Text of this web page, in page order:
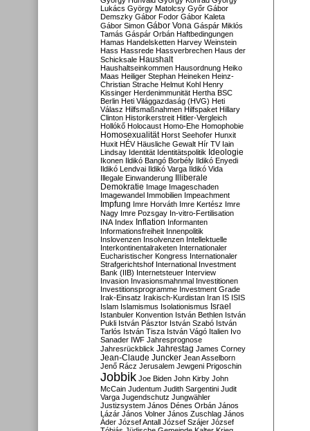
Lukács György Matolcsy Győr Gábor
Demszky Gábor Fodor Gábor Kaleta
Gábor Simon Gábor Vona Gáspár Miklós
Tamás Gáspár Orbán Haftbedingungen
Hamas Handelsketten Harvey Weinstein
Hass Hassrede Hassverbrechen Haus der
Schicksale Haushalt
Haushaltseinkommen Hausordnung Heiko
Maas Heiliger Stephan Heineken Heinz-
Christian Strache Helmut Kohl Henry
Kissinger Herdenimmunität Hertha BSC
Berlin Heti Világgazdaság (HVG) Heti
Válasz Hilfsmaßnahmen Hilfspaket Hillary
Clinton Historikerstreit Hitler-Vergleich
Hollókő Holocaust Homo-Ehe Homophobie
Homosexualität Horst Seehofer Hunxit
Huxit HÉV Häusliche Gewalt Hír TV Iain
Lindsay Identität Identitätspolitik Ideologie
Ikonen Ildikó Bangó Borbély Ildikó Enyedi
Ildikó Lendvai Ildikó Varga Ildikó Vida
Illegale Einwanderung Illiberale
Demokratie Image Imageschaden
Imagewandel Immobilien Impeachment
Impfung Imre Horváth Imre Kertész Imre
Nagy Imre Pozsgay In-vitro-Fertilisation
INA Index Inflation Informanten
Informationsfreiheit Innenpolitik
Inslovenzen Insolvenzen Intellektuelle
Interkontinentalraketen Internationaler
Eucharistischer Kongress Internationaler
Strafgerichtshof International Investment
Bank (IIB) Internetsteuer Interview
Invasion Invasionsmahnmal Investitionen
Investitionsprogramme Investment Grade
Irak-Einsatz Irakisch-Kurdistan Iran IS ISIS
Islam Islamismus Isolationismus Israel
Istanbuler Konvention István Bethlen István
Pukli István Pásztor István Szabó István
Tarlós István Tisza István Vágó Italien Ivo
Sanader IWF Jahresprognose
Jahresrückblick Jahrestag James Corney
Jean-Claude Juncker Jean Asselborn
Jenő Rácz Jerusalem Jewgeni Prigoschin
Jobbik Joe Biden John Kirby John
McCain Judentum Judith Sargentini Judit
Varga Jugendschutz Jungwähler
Justizsystem János Dénes Orbán János
Lázár János Volner János Zuschlag János
Áder József Antall József Szájer József